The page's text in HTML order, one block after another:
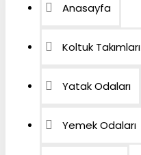
Anasayfa
Koltuk Takımları
Yatak Odaları
Yemek Odaları